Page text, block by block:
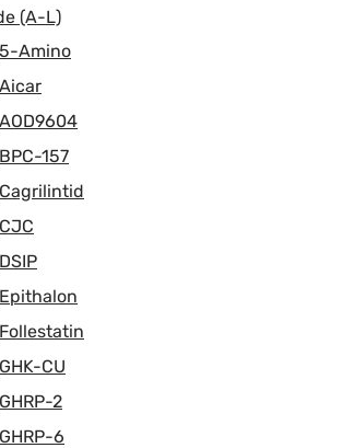
(A-L)
5-Amino
Aicar
AOD9604
BPC-157
Cagrilintid
CJC
DSIP
Epithalon
Follestatin
GHK-CU
GHRP-2
GHRP-6